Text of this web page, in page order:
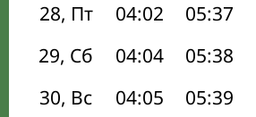
28, Пт
04:02 05:37
29, Сб
04:04 05:38
30, Вс
04:05 05:39